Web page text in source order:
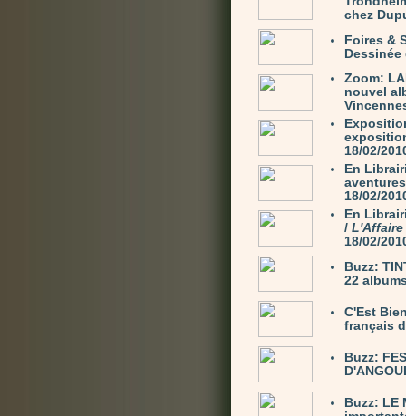
chez
Foires &
Dessinée
Zoom:
nouvel
18/02/
En
18/02/
En
/ L'Affaire
18/02/
Buzz:
22
C'Est
français
Buzz:
Buzz: LE